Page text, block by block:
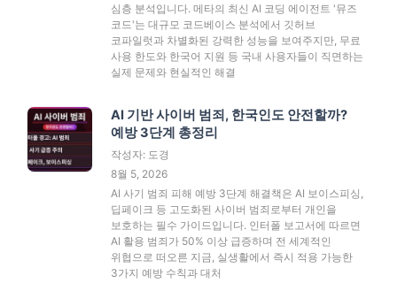
심층 분석입니다. 메타의 최신 AI 코딩 에이전트 '뮤즈
코드'는 대규모 코드베이스 분석에서 깃허브
코파일럿과 차별화된 강력한 성능을 보여주지만, 무료
사용 한도와 한국어 지원 등 국내 사용자들이 직면하는
실제 문제와 현실적인 해결
AI 기반 사이버 범죄, 한국인도 안전할까?
예방 3단계 총정리
작성자: 도경
8월 5, 2026
AI 사기 범죄 피해 예방 3단계 해결책은 AI 보이스피싱,
딥페이크 등 고도화된 사이버 범죄로부터 개인을
보호하는 필수 가이드입니다. 인터폴 보고서에 따르면
AI 활용 범죄가 50% 이상 급증하며 전 세계적인
위협으로 떠오른 지금, 실생활에서 즉시 적용 가능한
3가지 예방 수칙과 대처